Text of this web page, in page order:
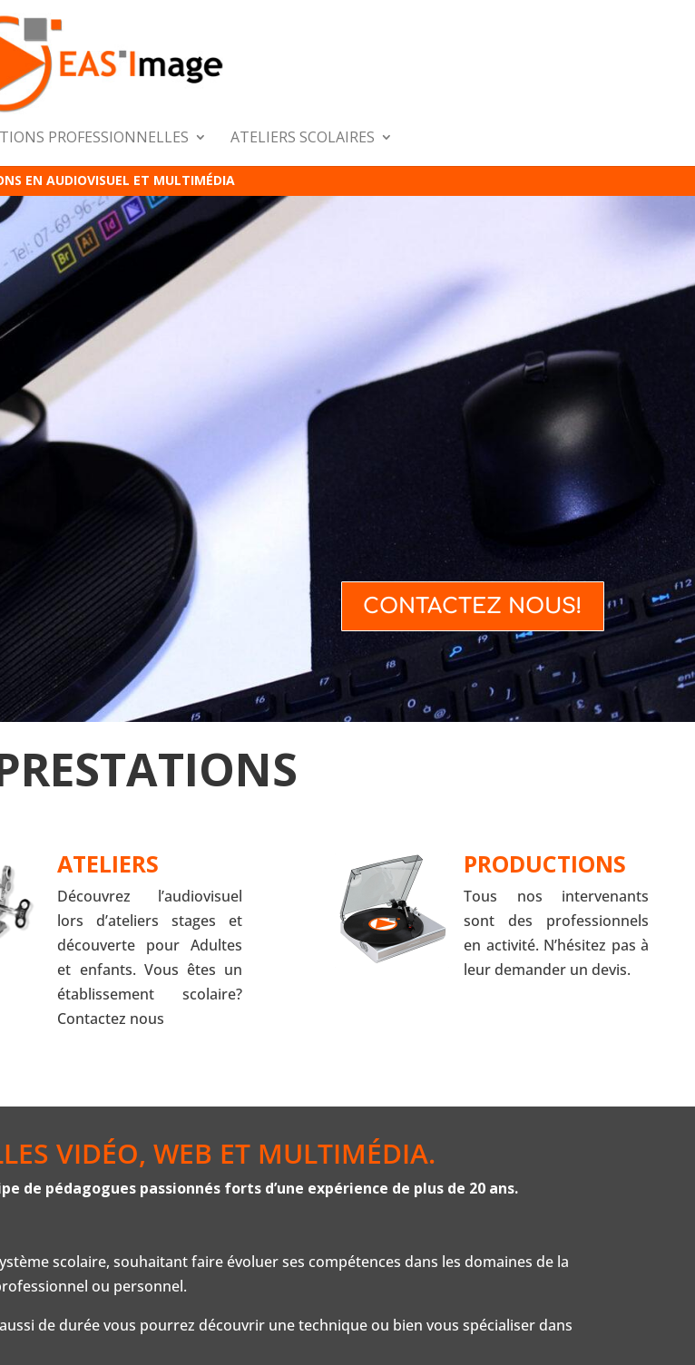
PROFESSIONNELLES ATELIERS SCOLAIRES
EN AUDIOVISUEL ET MULTIMÉDIA
CONTACTEZ NOUS!
ATELIERS
Découvrez l’audiovisuel
lors d’ateliers stages et
découverte pour Adultes
et enfants. Vous êtes un
établissement scolaire?
Contactez nous
PRODUCTIONS
Tous nos intervenants
sont des professionnels
en activité. N’hésitez pas à
leur demander un devis.
VIDÉO, WEB ET MULTIMÉDIA.
de pédagogues passionnés forts d’une expérience de plus de 20 ans.
scolaire, souhaitant faire évoluer ses compétences dans les domaines de la
ou personnel.
de durée vous pourrez découvrir une technique ou bien vous spécialiser dans